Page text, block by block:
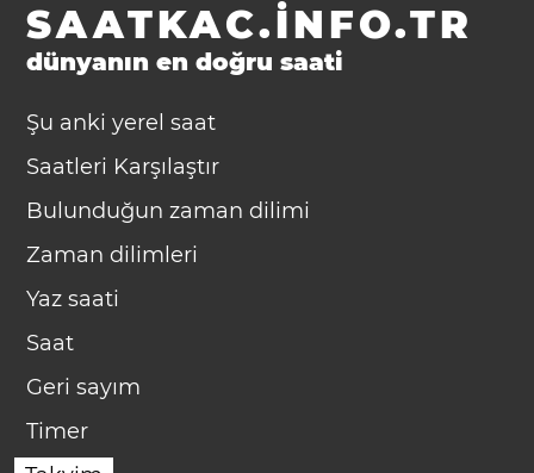
SAATKAC.INFO.TR
dünyanın en doğru saati
Şu anki yerel saat
Saatleri Karşılaştır
Bulunduğun zaman dilimi
Zaman dilimleri
Yaz saati
Saat
Geri sayım
Timer